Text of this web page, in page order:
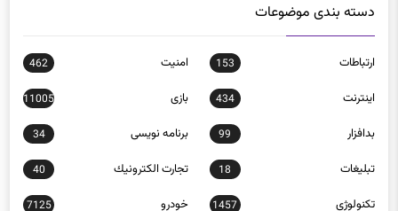
دسته بندی موضوعات
ارتباطات 153 امنيت 462
اينترنت 434 بازی 11005
بدافزار 99 برنامه نويسی 34
تبلیغات 18 تجارت الكترونيك 40
تکنولوژی 1457 خودرو 7125